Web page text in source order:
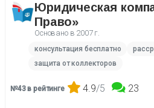
Юридическая
Право»
Основано в 2007 г.
консультация бесплатно
защита от коллекторов
№43 в рейтинге 4.9/5 23